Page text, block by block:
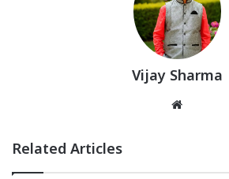
Vijay Sharma
Related Articles